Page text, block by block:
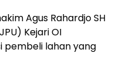
Agus Rahardjo SH
Kejari OI
pembeli lahan yang